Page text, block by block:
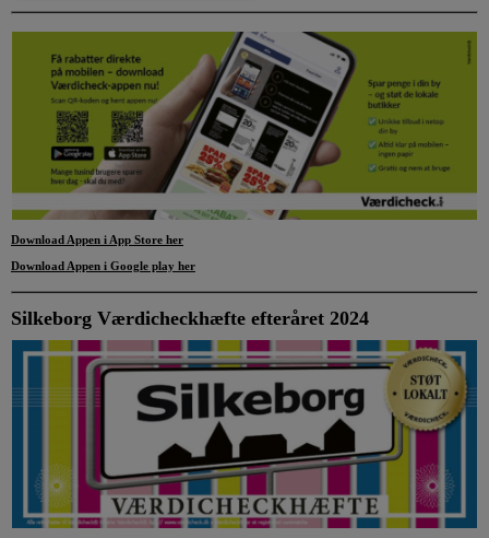
Download Appen i App Store her
Download Appen i Google play her
Silkeborg Værdicheckhæfte efteråret 2024